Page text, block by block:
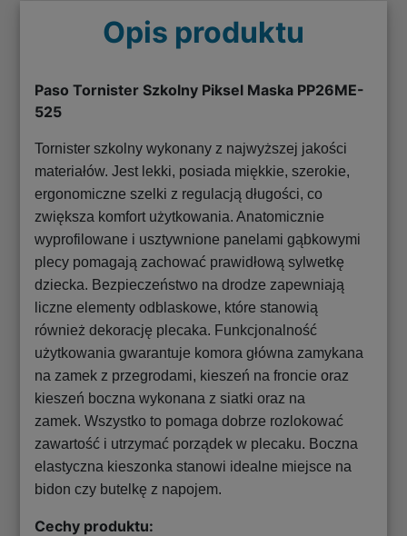
Opis produktu
Paso Tornister Szkolny Piksel Maska PP26ME-
525
Tornister szkolny wykonany z najwyższej jakości
materiałów. Jest lekki, posiada miękkie, szerokie,
ergonomiczne szelki z regulacją długości, co
zwiększa komfort użytkowania. Anatomicznie
wyprofilowane i usztywnione panelami gąbkowymi
plecy pomagają zachować prawidłową sylwetkę
dziecka. Bezpieczeństwo na drodze zapewniają
liczne elementy odblaskowe, które stanowią
również dekorację plecaka. Funkcjonalność
użytkowania gwarantuje komora główna zamykana
na zamek z przegrodami, kieszeń na froncie oraz
kieszeń boczna wykonana z siatki oraz na
zamek. Wszystko to pomaga dobrze rozlokować
zawartość i utrzymać porządek w plecaku. Boczna
elastyczna kieszonka stanowi idealne miejsce na
bidon czy butelkę z napojem.
Cechy produktu: